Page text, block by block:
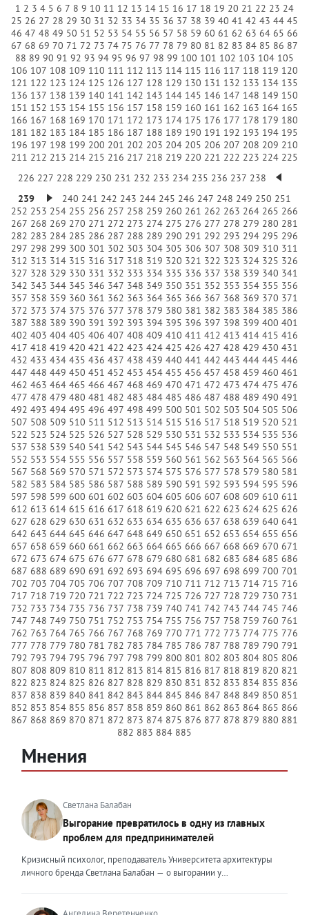
1 2 3 4 5 6 7 8 9 10 11 12 13 14 15 16 17 18 19 20 21 22 23 24
25 26 27 28 29 30 31 32 33 34 35 36 37 38 39 40 41 42 43 44 45
46 47 48 49 50 51 52 53 54 55 56 57 58 59 60 61 62 63 64 65 66
67 68 69 70 71 72 73 74 75 76 77 78 79 80 81 82 83 84 85 86 87
88 89 90 91 92 93 94 95 96 97 98 99 100 101 102 103 104 105
106 107 108 109 110 111 112 113 114 115 116 117 118 119 120
121 122 123 124 125 126 127 128 129 130 131 132 133 134 135
136 137 138 139 140 141 142 143 144 145 146 147 148 149 150
151 152 153 154 155 156 157 158 159 160 161 162 163 164 165
166 167 168 169 170 171 172 173 174 175 176 177 178 179 180
181 182 183 184 185 186 187 188 189 190 191 192 193 194 195
196 197 198 199 200 201 202 203 204 205 206 207 208 209 210
211 212 213 214 215 216 217 218 219 220 221 222 223 224 225
226 227 228 229 230 231 232 233 234 235 236 237 238
239
240 241 242 243 244 245 246 247 248 249 250 251
252 253 254 255 256 257 258 259 260 261 262 263 264 265 266
267 268 269 270 271 272 273 274 275 276 277 278 279 280 281
282 283 284 285 286 287 288 289 290 291 292 293 294 295 296
297 298 299 300 301 302 303 304 305 306 307 308 309 310 311
312 313 314 315 316 317 318 319 320 321 322 323 324 325 326
327 328 329 330 331 332 333 334 335 336 337 338 339 340 341
342 343 344 345 346 347 348 349 350 351 352 353 354 355 356
357 358 359 360 361 362 363 364 365 366 367 368 369 370 371
372 373 374 375 376 377 378 379 380 381 382 383 384 385 386
387 388 389 390 391 392 393 394 395 396 397 398 399 400 401
402 403 404 405 406 407 408 409 410 411 412 413 414 415 416
417 418 419 420 421 422 423 424 425 426 427 428 429 430 431
432 433 434 435 436 437 438 439 440 441 442 443 444 445 446
447 448 449 450 451 452 453 454 455 456 457 458 459 460 461
462 463 464 465 466 467 468 469 470 471 472 473 474 475 476
477 478 479 480 481 482 483 484 485 486 487 488 489 490 491
492 493 494 495 496 497 498 499 500 501 502 503 504 505 506
507 508 509 510 511 512 513 514 515 516 517 518 519 520 521
522 523 524 525 526 527 528 529 530 531 532 533 534 535 536
537 538 539 540 541 542 543 544 545 546 547 548 549 550 551
552 553 554 555 556 557 558 559 560 561 562 563 564 565 566
567 568 569 570 571 572 573 574 575 576 577 578 579 580 581
582 583 584 585 586 587 588 589 590 591 592 593 594 595 596
597 598 599 600 601 602 603 604 605 606 607 608 609 610 611
612 613 614 615 616 617 618 619 620 621 622 623 624 625 626
627 628 629 630 631 632 633 634 635 636 637 638 639 640 641
642 643 644 645 646 647 648 649 650 651 652 653 654 655 656
657 658 659 660 661 662 663 664 665 666 667 668 669 670 671
672 673 674 675 676 677 678 679 680 681 682 683 684 685 686
687 688 689 690 691 692 693 694 695 696 697 698 699 700 701
702 703 704 705 706 707 708 709 710 711 712 713 714 715 716
717 718 719 720 721 722 723 724 725 726 727 728 729 730 731
732 733 734 735 736 737 738 739 740 741 742 743 744 745 746
747 748 749 750 751 752 753 754 755 756 757 758 759 760 761
762 763 764 765 766 767 768 769 770 771 772 773 774 775 776
777 778 779 780 781 782 783 784 785 786 787 788 789 790 791
792 793 794 795 796 797 798 799 800 801 802 803 804 805 806
807 808 809 810 811 812 813 814 815 816 817 818 819 820 821
822 823 824 825 826 827 828 829 830 831 832 833 834 835 836
837 838 839 840 841 842 843 844 845 846 847 848 849 850 851
852 853 854 855 856 857 858 859 860 861 862 863 864 865 866
867 868 869 870 871 872 873 874 875 876 877 878 879 880 881
882 883 884 885
Мнения
Светлана Балабан
Выгорание превратилось в одну из главных
проблем для предпринимателей
Кризисный психолог, преподаватель Университета архитектуры
личного бренда Светлана Балабан — о выгорании у
проблемой, однако выгорание у предпринимателей заметно